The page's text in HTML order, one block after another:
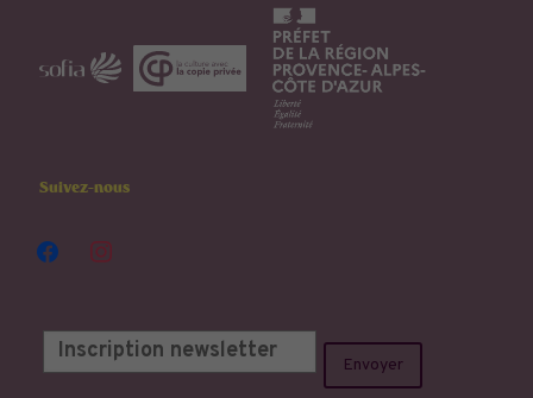
Suivez-nous
facebookinstagram